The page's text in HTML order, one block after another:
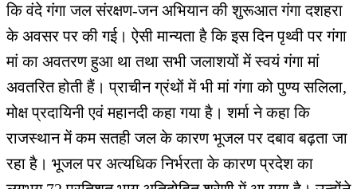
कि वंदे गंगा जल संरक्षण-जन अभियान की शुरूआत गंगा दशहरा
के अवसर पर की गई। ऐसी मान्यता है कि इस दिन पृथ्वी पर गंगा
मां का अवतरण हुआ था तथा सभी जलाशयों में स्वयं गंगा मां
अवतरित होती हैं। प्राचीन ग्रंथों में भी मां गंगा को पुण्य सलिला,
मोक्ष प्रदायिनी एवं महानदी कहा गया है। शर्मा ने कहा कि
राजस्थान में कम सतही जल के कारण भूजल पर दबाव बढ़ता जा
रहा है। भूजल पर अत्यधिक निर्भरता के कारण प्रदेश का